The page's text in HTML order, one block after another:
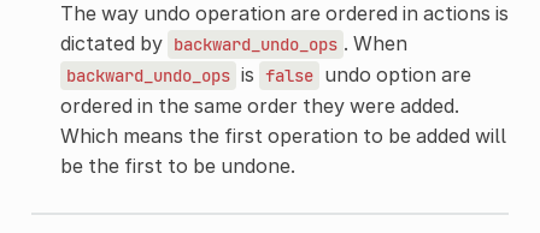
The way undo operation are ordered in actions is
dictated by backward_undo_ops . When
backward_undo_ops is false undo option are
ordered in the same order they were added.
Which means the first operation to be added will
be the first to be undone.